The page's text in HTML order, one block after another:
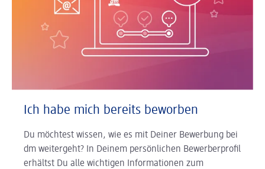
Ich habe mich bereits beworben
Du möchtest wissen, wie es mit Deiner Bewerbung bei
dm weitergeht? In Deinem persönlichen Bewerberprofil
erhältst Du alle wichtigen Informationen zum